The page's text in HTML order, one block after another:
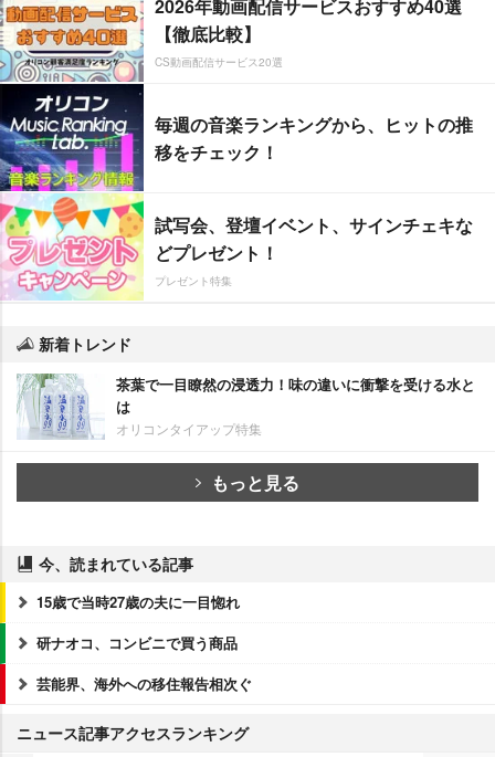
2026年動画配信サービスおすすめ40選
【徹底比較】
CS動画配信サービス20選
毎週の音楽ランキングから、ヒットの推
移をチェック！
試写会、登壇イベント、サインチェキな
どプレゼント！
プレゼント特集
新着トレンド
茶葉で一目瞭然の浸透力！味の違いに衝撃を受ける水と
は
オリコンタイアップ特集
もっと見る
今、読まれている記事
15歳で当時27歳の夫に一目惚れ
研ナオコ、コンビニで買う商品
芸能界、海外への移住報告相次ぐ
ニュース記事アクセスランキング